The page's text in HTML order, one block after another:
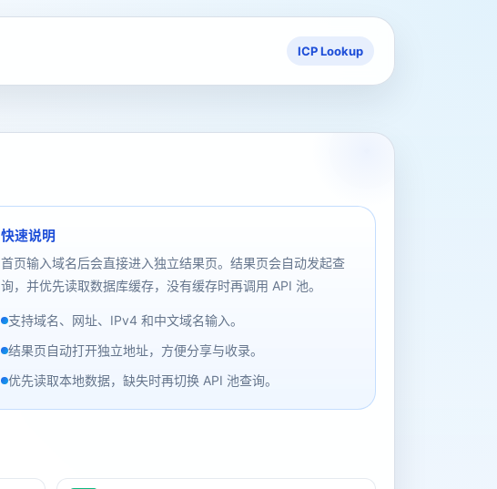
ICP Lookup
快速说明
首页输入域名后会直接进入独立结果页。结果页会自动发起查
询，并优先读取数据库缓存，没有缓存时再调用 API 池。
支持域名、网址、IPv4 和中文域名输入。
结果页自动打开独立地址，方便分享与收录。
优先读取本地数据，缺失时再切换 API 池查询。